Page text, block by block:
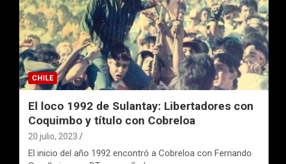
CHILE
El loco 1992 de Sulantay: Libertadores con
Coquimbo y título con Cobreloa
20 julio, 2023
El inicio del año 1992 encontró a Cobreloa con Fernando